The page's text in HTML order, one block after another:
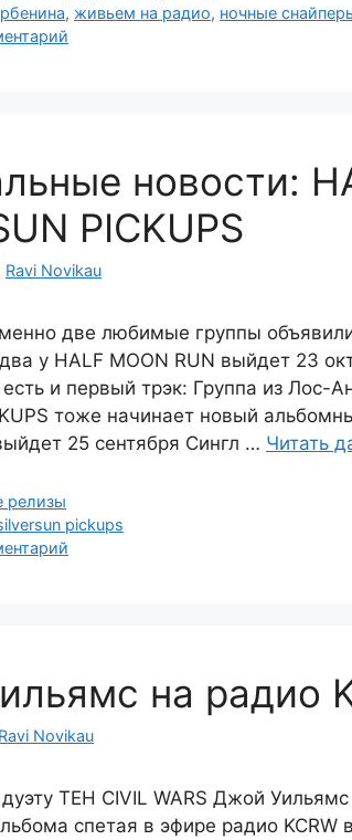
, живьем на радио, ночные
новости:
PICKUPS
Ravi Novikau
две любимые группы
у HALF MOON RUN выйдет 23
и первый трэк: Группа из Лос-
тоже начинает новый
25 сентября Сингл … Читать
релизы
pickups
на радио
Ravi Novikau
TEH CIVIL WARS Джой
спетая в эфире радио KCRW